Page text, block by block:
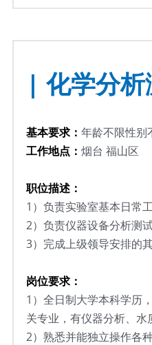
| 化学分
基本要求： 年龄不限性别
工作地点： 烟台 福山区
职位描述：
1）负责实验室基本日常
2） 负责仪器设备分析测
3） 完成上级领导安排的其
岗位要求：
1） 全日制大学本科学历
关专业，有仪器分析、水
2） 熟悉并能独立操作各